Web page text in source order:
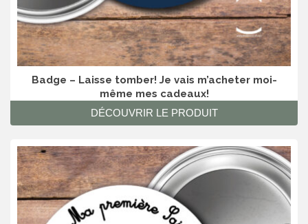
Badge – Laisse tomber! Je vais m’acheter moi-
même mes cadeaux!
DÉCOUVRIR LE PRODUIT